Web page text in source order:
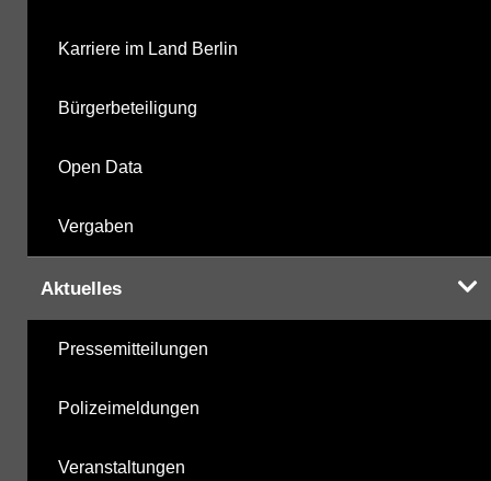
Karriere im Land Berlin
Bürgerbeteiligung
Open Data
Vergaben
Aktuelles
Pressemitteilungen
Polizeimeldungen
Veranstaltungen